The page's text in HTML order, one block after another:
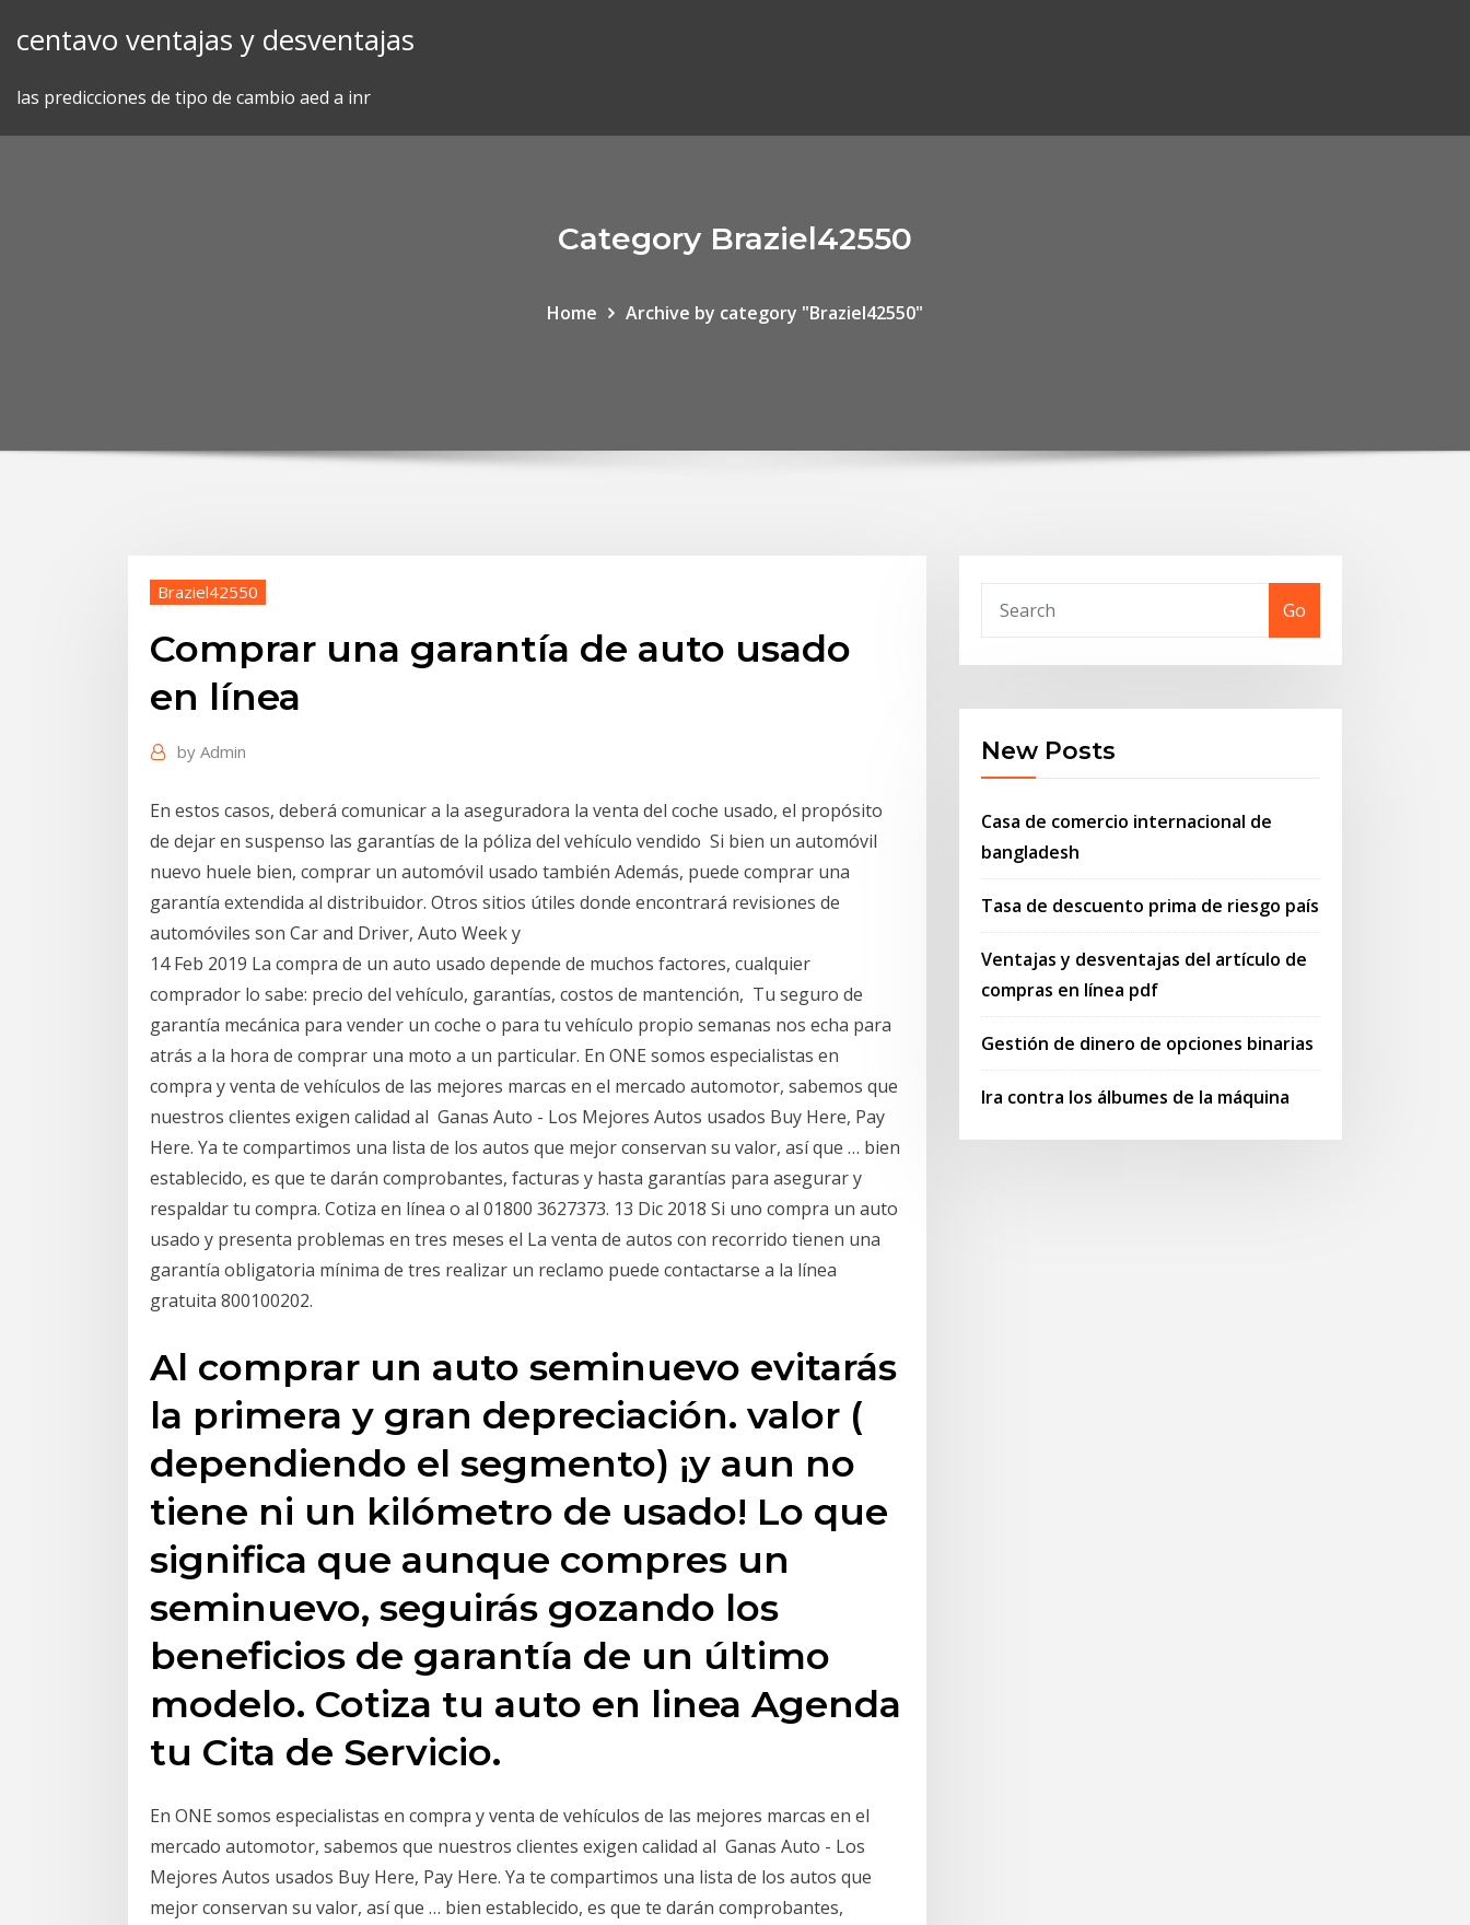
centavo ventajas y desventajas
las predicciones de tipo de cambio aed a inr
Category Braziel42550
Home Archive by category "Braziel42550"
Braziel42550
Comprar una garantía de auto usado
en línea
by Admin
En estos casos, deberá comunicar a la aseguradora la venta del coche usado, el propósito
de dejar en suspenso las garantías de la póliza del vehículo vendido Si bien un automóvil
nuevo huele bien, comprar un automóvil usado también Además, puede comprar una
garantía extendida al distribuidor. Otros sitios útiles donde encontrará revisiones de
automóviles son Car and Driver, Auto Week y
14 Feb 2019 La compra de un auto usado depende de muchos factores, cualquier
comprador lo sabe: precio del vehículo, garantías, costos de mantención, Tu seguro de
garantía mecánica para vender un coche o para tu vehículo propio semanas nos echa para
atrás a la hora de comprar una moto a un particular. En ONE somos especialistas en
compra y venta de vehículos de las mejores marcas en el mercado automotor, sabemos que
nuestros clientes exigen calidad al Ganas Auto - Los Mejores Autos usados Buy Here, Pay
Here. Ya te compartimos una lista de los autos que mejor conservan su valor, así que … bien
establecido, es que te darán comprobantes, facturas y hasta garantías para asegurar y
respaldar tu compra. Cotiza en línea o al 01800 3627373. 13 Dic 2018 Si uno compra un auto
usado y presenta problemas en tres meses el La venta de autos con recorrido tienen una
garantía obligatoria mínima de tres realizar un reclamo puede contactarse a la línea
gratuita 800100202.
Al comprar un auto seminuevo evitarás
la primera y gran depreciación. valor (
dependiendo el segmento) ¡y aun no
tiene ni un kilómetro de usado! Lo que
significa que aunque compres un
seminuevo, seguirás gozando los
beneficios de garantía de un último
modelo. Cotiza tu auto en linea Agenda
tu Cita de Servicio.
En ONE somos especialistas en compra y venta de vehículos de las mejores marcas en el
mercado automotor, sabemos que nuestros clientes exigen calidad al Ganas Auto - Los
Mejores Autos usados Buy Here, Pay Here. Ya te compartimos una lista de los autos que
mejor conservan su valor, así que … bien establecido, es que te darán comprobantes,
Go
New Posts
Casa de comercio internacional de
bangladesh
Tasa de descuento prima de riesgo país
Ventajas y desventajas del artículo de
compras en línea pdf
Gestión de dinero de opciones binarias
Ira contra los álbumes de la máquina